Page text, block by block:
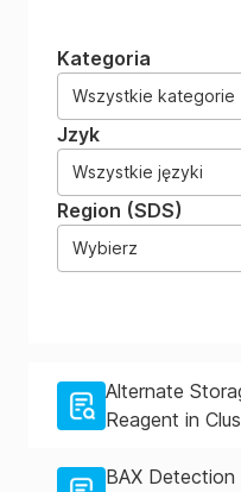
Kategoria
Wszystkie kategorie
Jzyk
Wszystkie języki
Region (SDS)
Wybierz
Alternate
Reagent in
BAX